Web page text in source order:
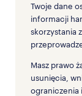
Twoje dane
informacji
skorzystania
Masz prawo
usunięcia,
ograniczenia